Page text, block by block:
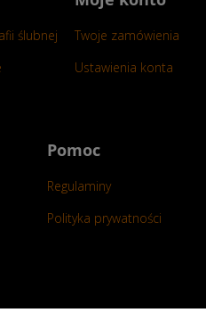
ślubnej
Twoje zamówienia
Ustawienia konta
Pomoc
Regulaminy
Polityka prywatności